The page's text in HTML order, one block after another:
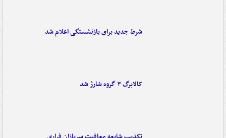
شرط جدید برای بازنشستگی اعلام شد
کالابرگ ۳ گروه شارژ شد